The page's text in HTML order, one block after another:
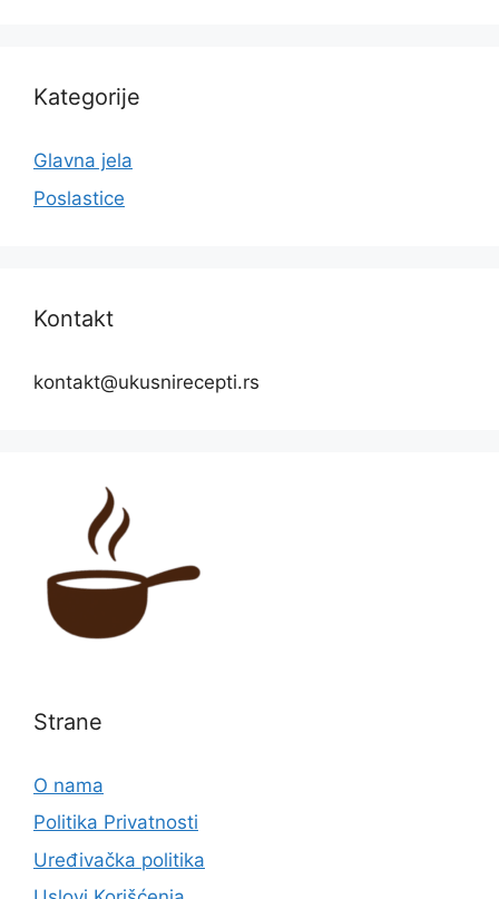
Kategorije
Glavna jela
Poslastice
Kontakt
kontakt@ukusnirecepti.rs
Strane
O nama
Politika Privatnosti
Uređivačka politika